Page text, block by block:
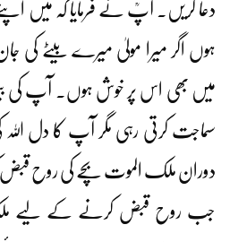
دعا کریں۔ آپؒ نے فرمایا کہ میں
ہوں اگر میرا مولیٰ میرے بیٹے کی
میں بھی اس پر خوش ہوں۔ آپ کی
سماجت کرتی رہی مگر آپ کا دل اللہ
دوران ملک الموت بچے کی روح قبض
جب روح قبض کرنے کے لیے